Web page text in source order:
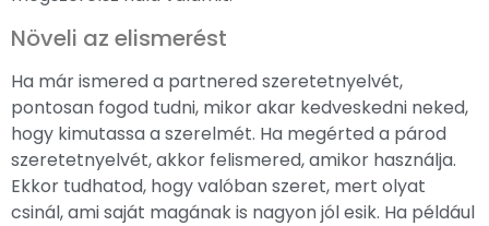
Növeli az elismerést
Ha már ismered a partnered szeretetnyelvét,
pontosan fogod tudni, mikor akar kedveskedni neked,
hogy kimutassa a szerelmét. Ha megérted a párod
szeretetnyelvét, akkor felismered, amikor használja.
Ekkor tudhatod, hogy valóban szeret, mert olyat
csinál, ami saját magának is nagyon jól esik. Ha például